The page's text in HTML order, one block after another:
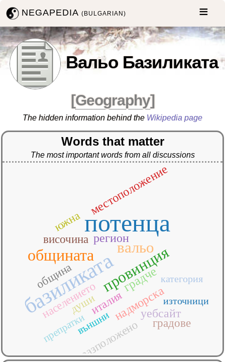
NEGAPEDIA(BULGARIAN)
Вальо Базиликата
[Geography]
The hidden information behind the Wikipedia page
Words that matter
The most important words from all discussions
потенца
базиликата
общината вальо
провинция
градче
местоположение
надморска
регион
уебсайт
височина
градове
италия
населението
община
разположено
южна
души
външни
препратки
източници
категория